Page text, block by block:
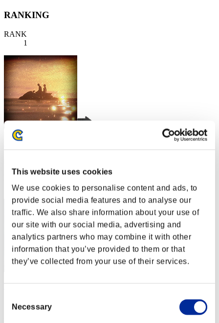
This website uses cookies
We use cookies to personalise content and ads, to
provide social media features and to analyse our
traffic. We also share information about your use of
our site with our social media, advertising and
analytics partners who may combine it with other
information that you’ve provided to them or that
they’ve collected from your use of their services.
Selection
Necessary
RANKING
RANK
1
Lu-yun
RANK
2
hinkyaku
スコア:Lv:1/01'52"70